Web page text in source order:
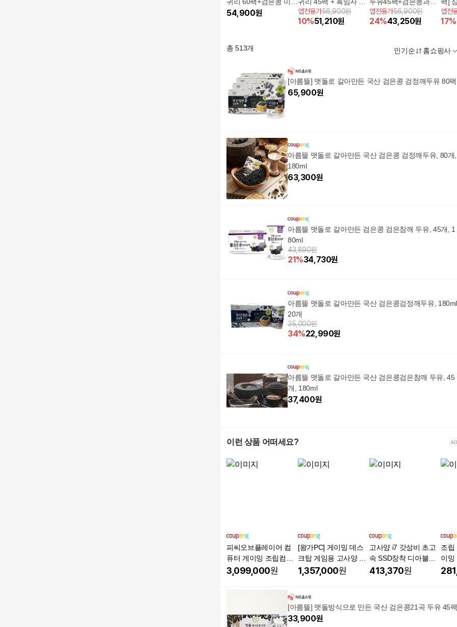
가루두유 45팩(총105
54,900원
팩 + 검은콩과칼슘 30
팩 총105팩
앱전용가56,900원
10%51,210원
슘30팩+흑임자30팩(총
105팩)
앱전용가56,900원
24%43,250원
리두
과
앱전
17%
총513개 인기순 홈쇼핑사
[아름뜰] 맷돌로 갈아만든 국산 검은콩 검정깨두유 80팩
65,900원
아름뜰 맷돌로 갈아만든 국산 검은콩 검정깨두유, 80개,
180ml
63,300원
아름뜰 맷돌로 갈아만든 검은콩 검은참깨 두유, 45개, 1
80ml
43,890원
21%34,730원
아름뜰 맷돌로 갈아만든 국산 검은콩검정깨두유,
20개
35,000원
34%22,990원
아름뜰 맷돌로 갈아만든 국산 검은콩검은참깨 두유, 45
개, 180ml
37,400원
이런 상품 어떠세요?
피씨오브플레이어 컴
퓨터 게이밍 조립컴퓨
터 올인원 풀세트 모니
워치 피파, 풀세트 18
번, 지포스 RTX 5070,
32GB, 1TB, WIN11 Ho
me
3,099,000원
[왕가PC] 게이밍 데스
크탑 게임용 고사양 조
립컴퓨터 하이엔드PC
B, 16GB, Free DOS, 지
포스 RTX 5060, 라이
젠5 5600
1,357,000원
고사양 i7 갓성비 초고
속 SSD장착 디아블로4
배그 롤 피파4 오버워
413,370원
조립
이밍
체
호
[아름뜰] 맷돌방식으로 만든 국산 검은콩21곡 두유 45팩
33,900원